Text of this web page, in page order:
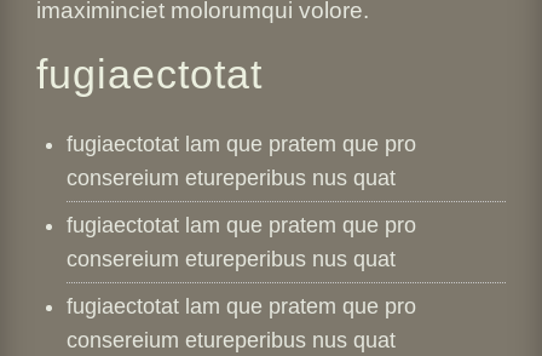
imaximinciet molorumqui volore.
fugiaectotat
fugiaectotat lam que pratem que pro
consereium etureperibus nus quat
fugiaectotat lam que pratem que pro
consereium etureperibus nus quat
fugiaectotat lam que pratem que pro
consereium etureperibus nus quat